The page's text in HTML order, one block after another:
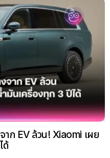
าก EV ล้วน! Xiaomi เผย
ด้